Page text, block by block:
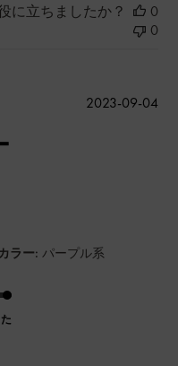
に立ちましたか？
0
0
カラー: パープル系
公
2023-09-04